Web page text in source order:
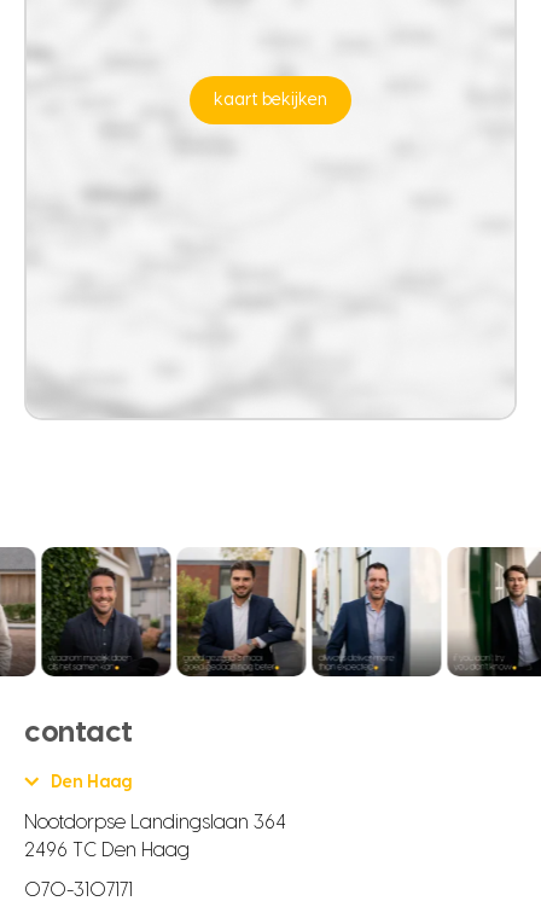
kaart bekijken
contact
Den Haag
Nootdorpse Landingslaan 364
2496 TC Den Haag
070-3107171